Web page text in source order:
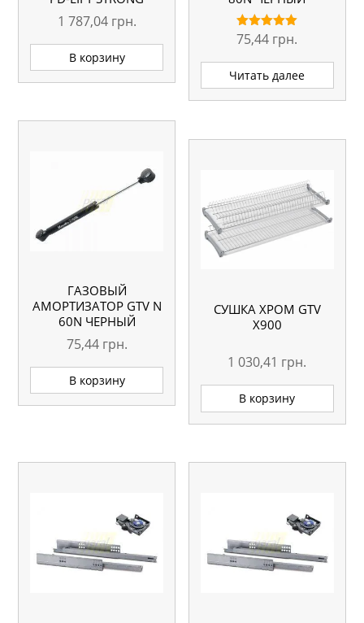
1 787,04 грн.
В корзину
Оценка
5.00
75,44 грн.
Читать далее
ГАЗОВЫЙ
АМОРТИЗАТОР GTV N
60N ЧЕРНЫЙ
75,44 грн.
В корзину
СУШКА ХРОМ GTV
Х900
1 030,41 грн.
В корзину